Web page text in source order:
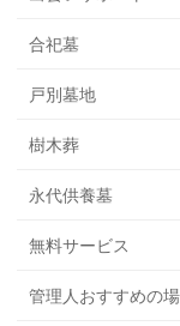
合祀墓
戸別墓地
樹木葬
永代供養墓
無料サービス
管理人おすすめの